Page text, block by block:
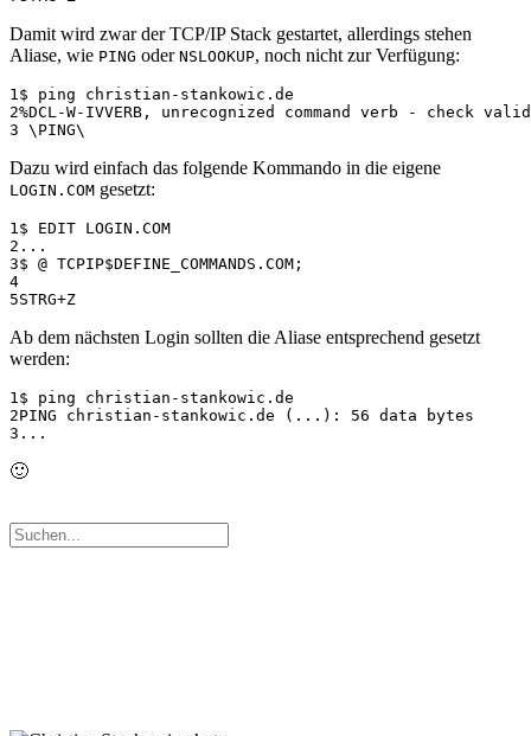
Damit wird zwar der TCP/IP Stack gestartet, allerdings stehen
Aliase, wie PING oder NSLOOKUP, noch nicht zur Verfügung:
1
2
3
Dazu wird einfach das folgende Kommando in die eigene
LOGIN.COM gesetzt:
1
2
3
4
5
Ab dem nächsten Login sollten die Aliase entsprechend gesetzt
werden:
1
2
3
🙂